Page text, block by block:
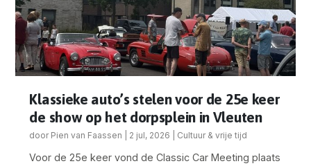
Klassieke auto’s stelen voor de 25e keer
de show op het dorpsplein in Vleuten
door Pien van Faassen 2 jul, 2026 Cultuur & vrije tijd
Voor de 25e keer vond de Classic Car Meeting plaats